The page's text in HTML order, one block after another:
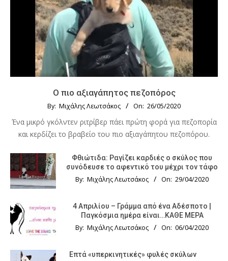
Ο πιο αξιαγάπητος πεζοπόρος
By: Μιχάλης Λεωτσάκος On: 26/05/2020
Ένα μικρό γκόλντεν ριτρίβερ πάει πρώτη φορά για πεζοπορία
και κερδίζει το βραβείο του πιο αξιαγάπητου πεζοπόρου.
Φθιώτιδα: Ραγίζει καρδιές ο σκύλος που
συνόδευσε το αφεντικό του μέχρι τον τάφο
By: Μιχάλης Λεωτσάκος On: 29/04/2020
4 Απριλίου – Γράμμα από ένα Αδέσποτο |
Παγκόσμια ημέρα είναι…ΚΑΘΕ ΜΕΡΑ
By: Μιχάλης Λεωτσάκος On: 06/04/2020
Επτά «υπερκινητικές» φυλές σκύλων